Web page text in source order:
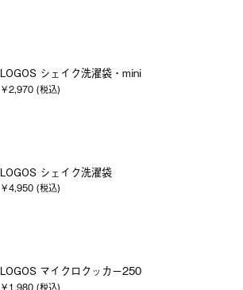
LOGOS シェイク洗濯袋・mini
￥2,970 (税込)
LOGOS シェイク洗濯袋
￥4,950 (税込)
LOGOS マイクロクッカー250
￥1,980 (税込)